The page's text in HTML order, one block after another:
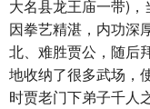
大名县龙王庙一带)
因拳艺精湛，内功深
北、难胜贾公，随后
地收纳了很多武场，
时贾老门下弟子千人